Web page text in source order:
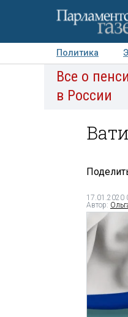
Политика
Авторы
Все о
в России
17.01.2020
Автор: